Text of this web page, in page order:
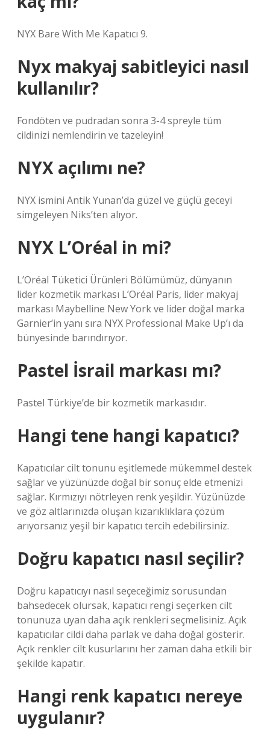
NYX Bare With Me Kapatıcı 9.
Nyx makyaj sabitleyici nasıl
kullanılır?
Fondöten ve pudradan sonra 3-4 spreyle tüm
cildinizi nemlendirin ve tazeleyin!
NYX açılımı ne?
NYX ismini Antik Yunan’da güzel ve güçlü geceyi
simgeleyen Niks’ten alıyor.
NYX L’Oréal in mi?
L’Oréal Tüketici Ürünleri Bölümümüz, dünyanın
lider kozmetik markası L’Oréal Paris, lider makyaj
markası Maybelline New York ve lider doğal marka
Garnier’in yanı sıra NYX Professional Make Up’ı da
bünyesinde barındırıyor.
Pastel İsrail markası mı?
Pastel Türkiye’de bir kozmetik markasıdır.
Hangi tene hangi kapatıcı?
Kapatıcılar cilt tonunu eşitlemede mükemmel destek
sağlar ve yüzünüzde doğal bir sonuç elde etmenizi
sağlar. Kırmızıyı nötrleyen renk yeşildir. Yüzünüzde
ve göz altlarınızda oluşan kızarıklıklara çözüm
arıyorsanız yeşil bir kapatıcı tercih edebilirsiniz.
Doğru kapatıcı nasıl seçilir?
Doğru kapatıcıyı nasıl seçeceğimiz sorusundan
bahsedecek olursak, kapatıcı rengi seçerken cilt
tonunuza uyan daha açık renkleri seçmelisiniz. Açık
kapatıcılar cildi daha parlak ve daha doğal gösterir.
Açık renkler cilt kusurlarını her zaman daha etkili bir
şekilde kapatır.
Hangi renk kapatıcı nereye
uygulanır?